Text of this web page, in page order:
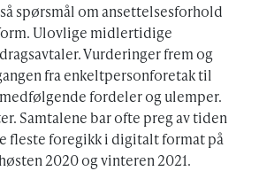
spørsmål om ansettelsesforhold
Ulovlige midlertidige
Vurderinger frem og
fra enkeltpersonforetak til
fordeler og ulemper.
Samtalene bar ofte preg av tiden
fleste foregikk i digitalt format på
2020 og vinteren 2021.